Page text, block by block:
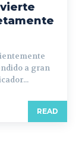
a gran
el predicador...
READ